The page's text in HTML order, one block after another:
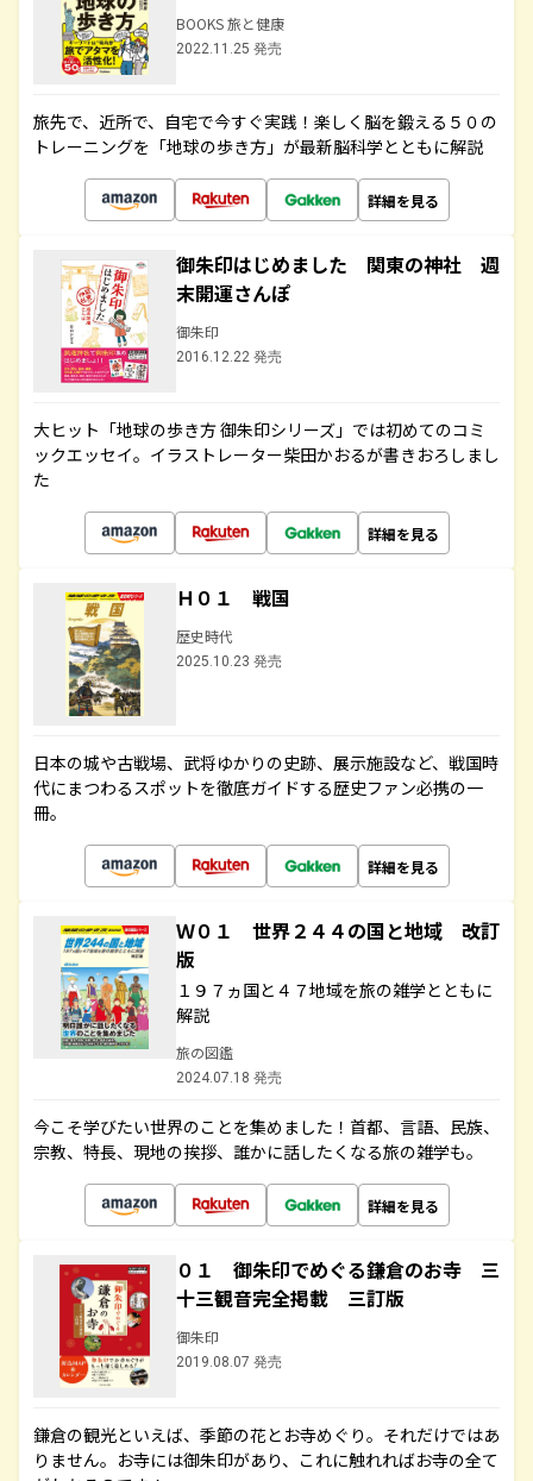
BOOKS 旅と健康
2022.11.25 発売
旅先で、近所で、自宅で今すぐ実践！楽しく脳を鍛える５０の
トレーニングを「地球の歩き方」が最新脳科学とともに解説
詳細を見る
御朱印はじめました 関東の神社 週
末開運さんぽ
御朱印
2016.12.22 発売
大ヒット「地球の歩き方 御朱印シリーズ」では初めてのコミ
ックエッセイ。イラストレーター柴田かおるが書きおろしまし
た
詳細を見る
Ｈ０１ 戦国
歴史時代
2025.10.23 発売
日本の城や古戦場、武将ゆかりの史跡、展示施設など、戦国時
代にまつわるスポットを徹底ガイドする歴史ファン必携の一
冊。
詳細を見る
Ｗ０１ 世界２４４の国と地域 改訂
版
１９７ヵ国と４７地域を旅の雑学とともに
解説
旅の図鑑
2024.07.18 発売
今こそ学びたい世界のことを集めました！首都、言語、民族、
宗教、特長、現地の挨拶、誰かに話したくなる旅の雑学も。
詳細を見る
０１ 御朱印でめぐる鎌倉のお寺 三
十三観音完全掲載 三訂版
御朱印
2019.08.07 発売
鎌倉の観光といえば、季節の花とお寺めぐり。それだけではあ
りません。お寺には御朱印があり、これに触れればお寺の全て